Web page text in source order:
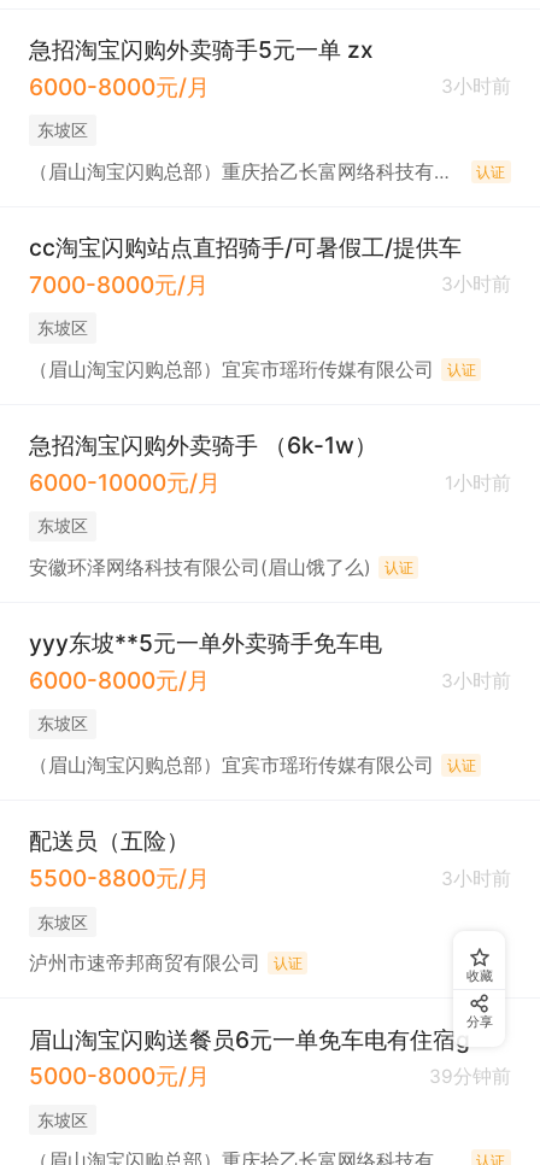
急招淘宝闪购外卖骑手5元一单 zx
6000-8000元/月
3小时前
东坡区
（眉山淘宝闪购总部）重庆拾乙长富网络科技有限公司 认证
cc淘宝闪购站点直招骑手/可暑假工/提供车
7000-8000元/月
3小时前
东坡区
（眉山淘宝闪购总部）宜宾市瑶珩传媒有限公司 认证
急招淘宝闪购外卖骑手 （6k-1w）
6000-10000元/月
1小时前
东坡区
安徽环泽网络科技有限公司(眉山饿了么) 认证
yyy东坡**5元一单外卖骑手免车电
6000-8000元/月
3小时前
东坡区
（眉山淘宝闪购总部）宜宾市瑶珩传媒有限公司 认证
配送员（五险）
5500-8800元/月
3小时前
东坡区
泸州市速帝邦商贸有限公司 认证
眉山淘宝闪购送餐员6元一单免车电有住宿g
5000-8000元/月
39分钟前
东坡区
认证
收藏
分享